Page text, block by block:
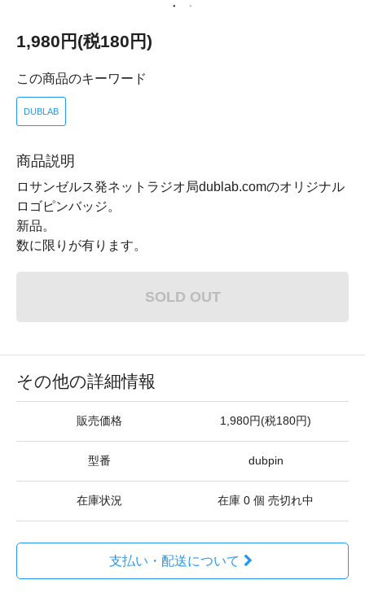
1,980円(税180円)
この商品のキーワード
DUBLAB
商品説明
ロサンゼルス発ネットラジオ局dublab.comのオリジナル
ロゴピンバッジ。
新品。
数に限りが有ります。
SOLD OUT
その他の詳細情報
販売価格 1,980円(税180円)
型番 dubpin
在庫状況 在庫 0 個 売切れ中
支払い・配送について